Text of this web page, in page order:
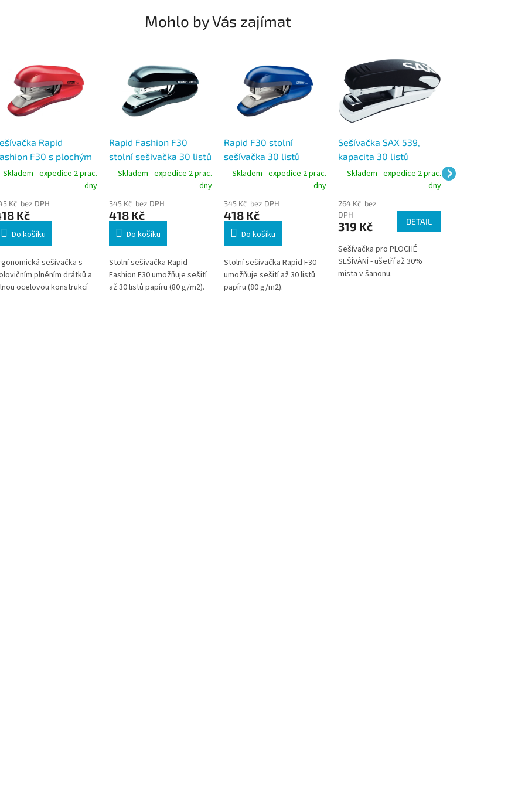
Mohlo by Vás zajímat
Rapid
F30 s plochým
sešíváním, kapacita 30
Skladem - expedice 2 prac.
dny
Kč bez DPH
Kč
Do košíku
sešívačka s
plněním drátků a
ocelovou konstrukcí
Rapid Fashion F30
stolní sešívačka 30 listů
ploché sešívání černá
Skladem - expedice 2 prac.
dny
345 Kč bez DPH
418 Kč
Do košíku
Stolní sešívačka Rapid
Fashion F30 umožňuje sešití
až 30 listů papíru (80 g/m2).
Rapid F30 stolní
sešívačka 30 listů
ploché sešívání modrá
Skladem - expedice 2 prac.
dny
345 Kč bez DPH
418 Kč
Do košíku
Stolní sešívačka Rapid F30
umožňuje sešití až 30 listů
papíru (80 g/m2).
Sešívačka SAX 539,
kapacita 30 listů
Skladem - expedice 2 prac.
dny
264 Kč bez
DPH
319 Kč DETAIL
Sešívačka pro PLOCHÉ
SEŠÍVÁNÍ - ušetří až 30%
místa v šanonu.